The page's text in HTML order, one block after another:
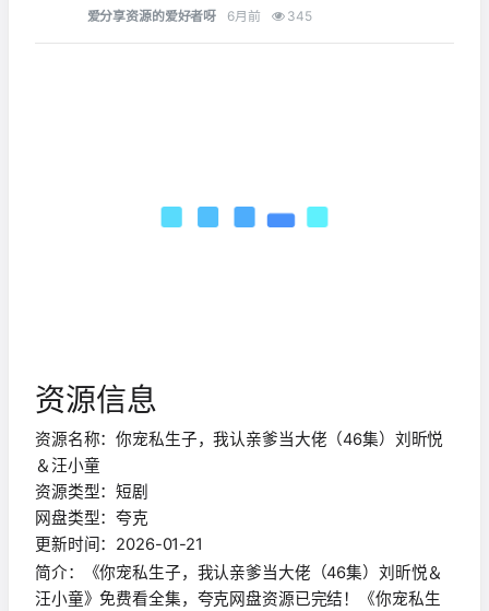
爱分享资源的爱好者呀 6月前 345
资源信息
资源名称：你宠私生子，我认亲爹当大佬（46集）刘昕悦
＆汪小童
资源类型：短剧
网盘类型：夸克
更新时间：2026-01-21
简介：《你宠私生子，我认亲爹当大佬（46集）刘昕悦＆
汪小童》免费看全集，夸克网盘资源已完结！《你宠私生